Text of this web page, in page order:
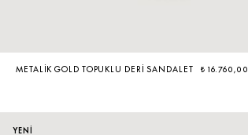
METALIK GOLD TOPUKLU DERI SANDALET ₺ 16.760,00
YENİ